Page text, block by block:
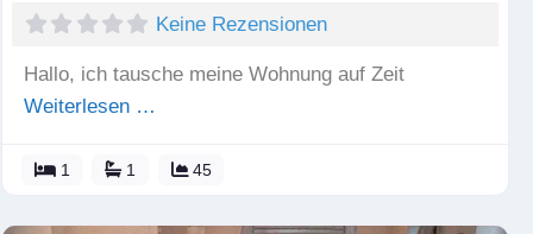
Keine Rezensionen
Hallo, ich tausche meine Wohnung auf Zeit
Weiterlesen …
1 1 45